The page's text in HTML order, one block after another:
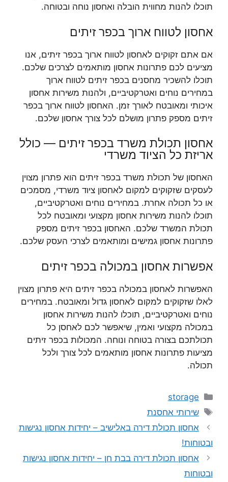
תוכלו להנות מחווית הובלה ואחסון נוחה ובטוחה.
אחסון לטווח ארוך בכפר זיתים
אם אתם זקוקים לאחסון לטווח ארוך בכפר זיתים, אנו
מציעים לכם פתרונות אחסון מותאמים לצרכים שלכם.
תוכלו להשכיר מחסנים בכפר זיתים לטווח ארוך
במחירים נוחים ואטרקטיביים, ולהנות משירות אחסון
איכותי ומאובטח לאורך זמן. האחסון לטווח ארוך בכפר
זיתים מספק פתרון מושלם לכל צורך אחסון שלכם.
אחסון תכולת משרד בכפר זיתים — כולל
אריזת כל הציוד משרדי
האחסון של תכולת משרד בכפר זיתים הוא פתרון מצוין
לעסקים שזקוקים למקום לאחסון ציוד משרדי, מסמכים
או כל תכולה אחרת. במחירים נוחים ואטרקטיביים,
תוכלו להנות משירות אחסון מקצועי ומאובטח לכל
תכולת המשרד שלכם. האחסון בכפר זיתים מספק
פתרונות אחסון גמישים ומותאמים לצרכי העסק שלכם.
אפשרות אחסון במכולה בכפר זיתים
האפשרות לאחסון במכולה בכפר זיתים היא פתרון מצוין
לאלו שזקוקים למקום לאחסון גדול ומאובטח. במחירים
נוחים ואטרקטיביים, תוכלו להנות משירות אחסון
במכולה מקצועי ואמין, שיאפשר לכם לאחסן כל
תכולתכם בצורה בטוחה ונוחה. המכולות בכפר זיתים
מציעות פתרונות אחסון מותאמים לכל צורך ולכל
תכולה.
קטגוריות
storage
תגיות
שירותי אחסנת
אחסון תכולת דירה באלישיב – יחידות אחסון נגישות
ובטוחות!
אחסון תכולת דירה בבת חן – יחידות אחסון נגישות
ובטוחות